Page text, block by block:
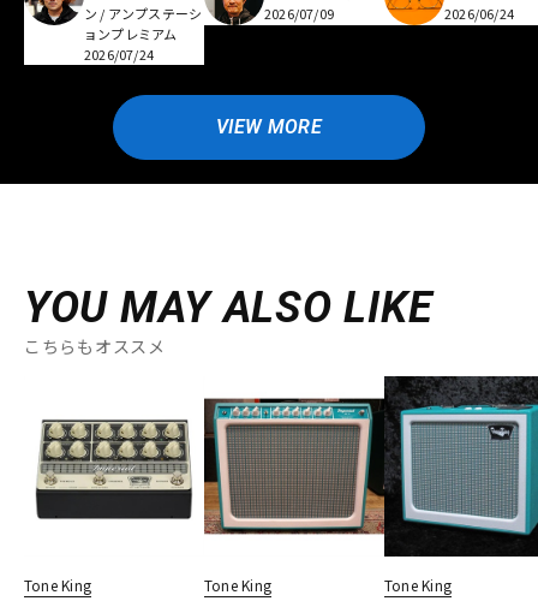
ン / アンプステーシ
ョンプレミアム
2026/07/24
2026/07/09
2026/06/24
VIEW MORE
YOU MAY ALSO LIKE
こちらもオススメ
Tone King Tone King Tone King